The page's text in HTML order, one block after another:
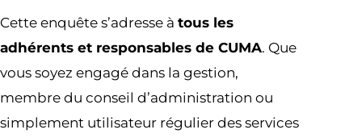
Cette enquête s’adresse à tous les
adhérents et responsables de CUMA. Que
vous soyez engagé dans la gestion,
membre du conseil d’administration ou
simplement utilisateur régulier des services